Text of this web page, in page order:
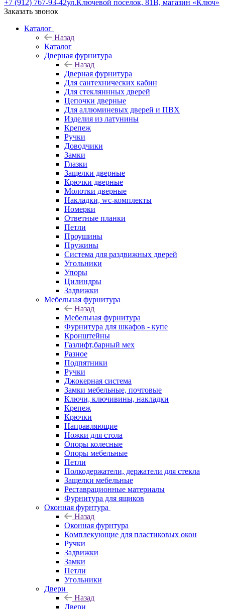
+7 (912) 767-93-42ул.Ключевой поселок, 81В, магазин «Ключ»
Заказать звонок
Каталог
Назад
Каталог
Дверная фурнитура
Назад
Дверная фурнитура
Для сантехнических кабин
Для стекляннных дверей
Цепочки дверные
Для аллюминевых дверей и ПВХ
Изделия из латунины
Крепеж
Ручки
Доводчики
Замки
Глазки
Защелки дверные
Крючки дверные
Молотки дверные
Накладки, wc-комплекты
Номерки
Ответные планки
Петли
Проушины
Пружины
Система для раздвижных дверей
Угольники
Упоры
Цилиндры
Задвижки
Мебельная фурнитура
Назад
Мебельная фурнитура
Фурнитура для шкафов - купе
Кронштейны
Газлифт,барный мех
Разное
Подпятники
Ручки
Джокерная система
Замки мебельные, почтовые
Ключи, ключивины, накладки
Крепеж
Крючки
Направляющие
Ножки для стола
Опоры колесные
Опоры мебельные
Петли
Полкодержатели, держатели для стекла
Защелки мебельные
Реставрационные материалы
Фурнитура для ящиков
Оконная фурнтура
Назад
Оконная фурнтура
Комплекующие для пластиковых окон
Ручки
Задвижки
Замки
Петли
Угольники
Двери
Назад
Двери